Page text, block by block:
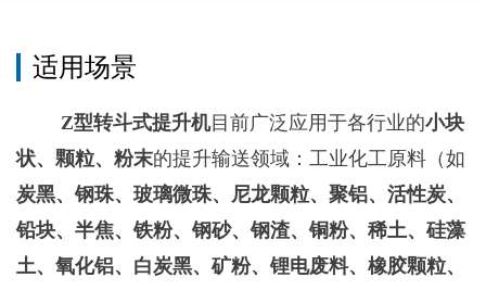
适用场景
Z型转斗式提升机目前广泛应用于各行业的小块
状、颗粒、粉末的提升输送领域：工业化工原料‌（如
炭黑、钢珠、玻璃微珠、尼龙颗粒、聚铝、活性炭、
铅块、半焦、铁粉、钢砂、钢渣、铜粉、稀土、硅藻
土、氧化铝、白炭黑、矿粉、锂电废料、橡胶颗粒、